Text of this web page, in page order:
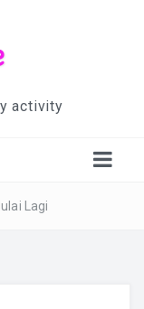
activity
Lagi